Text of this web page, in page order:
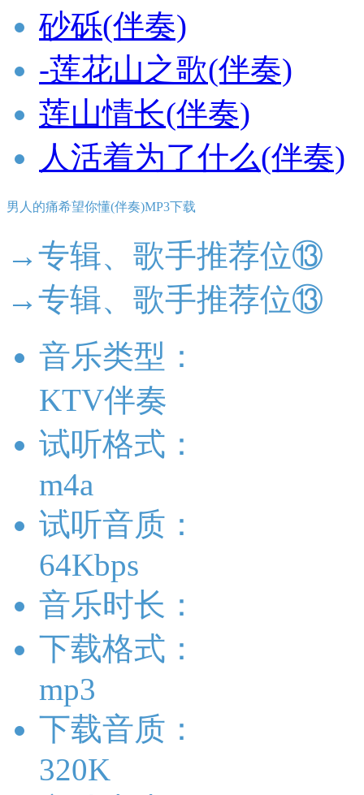
砂砾(伴奏)
-莲花山之歌(伴奏)
莲山情长(伴奏)
人活着为了什么(伴奏)
男人的痛希望你懂(伴奏)MP3下载
→专辑、歌手推荐位⑬
→专辑、歌手推荐位⑬
音乐类型：
KTV伴奏
试听格式：
m4a
试听音质：
64Kbps
音乐时长：
下载格式：
mp3
下载音质：
320K